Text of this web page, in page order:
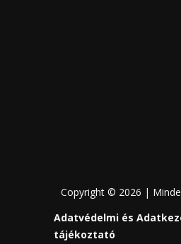
Copyright © 2026 |
Adatvédelmi és
tájékoztató